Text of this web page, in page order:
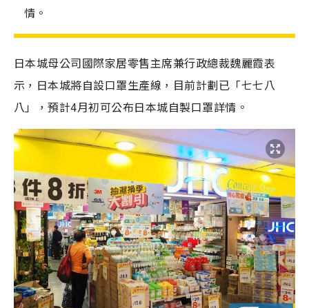
情。
日本城母公司國際家居零售主席兼行政總裁魏麗霞表
示，日本城將自設口罩生產線，目前計劃已「七七八
八」，預計4月初可公布日本城自製口罩詳情。